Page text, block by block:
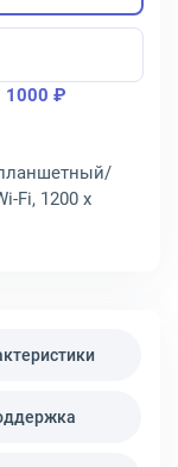
1000 ₽
Fi, 1200 x